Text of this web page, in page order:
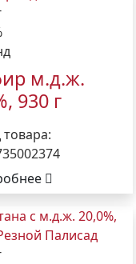
м.д.ж.
930 г
товара: